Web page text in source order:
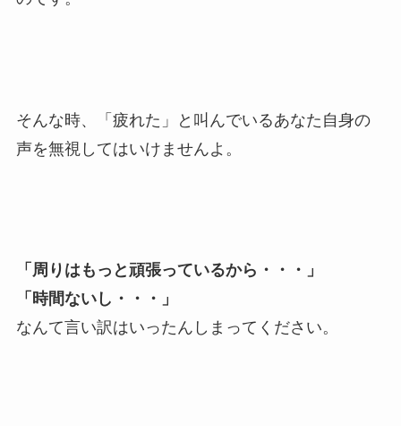
そんな時、「疲れた」と叫んでいるあなた自身の
声を無視してはいけませんよ。
「周りはもっと頑張っているから・・・」
「時間ないし・・・」
なんて言い訳はいったんしまってください。